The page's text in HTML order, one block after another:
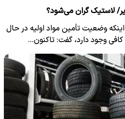
لاستیک گران می‌شود؟
وضعیت تأمین مواد اولیه در حال
وجود دارد، گفت: تاکنون…